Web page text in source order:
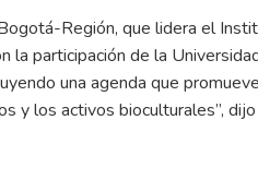
Región, que lidera el
la participación de la
una agenda que
y los activos bioculturales”,